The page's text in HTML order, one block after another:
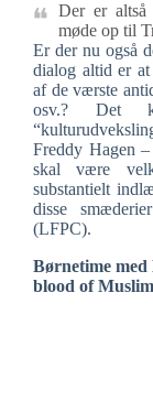
Der er
møde op til
Er der nu også
dialog altid er
af de værste
osv.? Det
Freddy Hagen
skal være
substantielt
disse
(LFPC).
Børnetime med
blood of